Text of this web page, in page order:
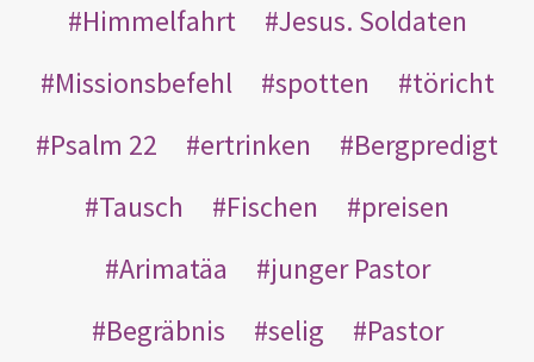
Himmelfahrt
Jesus. Soldaten
Missionsbefehl
spotten
töricht
Psalm 22
ertrinken
Bergpredigt
Tausch
Fischen
preisen
Arimatäa
junger Pastor
Begräbnis
selig
Pastor